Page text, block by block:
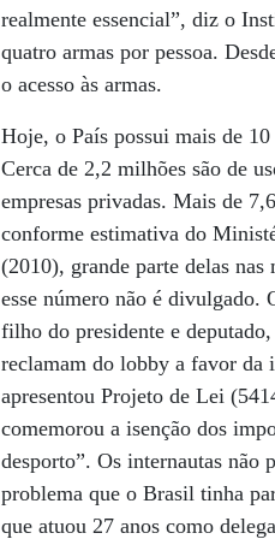
realmente essencial”, diz o
quatro armas por pessoa.
o acesso às armas.
Hoje, o País possui mais de
Cerca de 2,2 milhões são de
empresas privadas. Mais de
conforme estimativa do
(2010), grande parte delas nas
esse número não é divulgado.
filho do presidente e
reclamam do lobby a favor da
apresentou Projeto de Lei
comemorou a isenção dos
desporto”. Os internautas
problema que o Brasil tinha
que atuou 27 anos como